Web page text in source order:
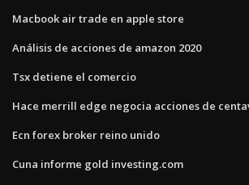
Macbook air trade en apple store
Análisis de acciones de amazon 2020
Tsx detiene el comercio
Hace merrill edge negocia acciones de
Ecn forex broker reino unido
Cuna informe gold investing.com